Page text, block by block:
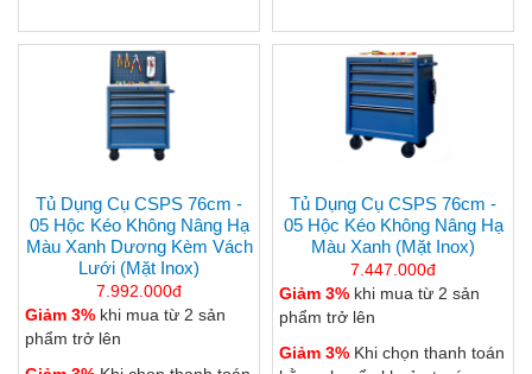
Tủ Dụng Cụ CSPS 76cm -
05 Hộc Kéo Không Nâng Hạ
Màu Xanh Dương Kèm Vách
Lưới (mặt Inox)
7.992.000đ
Giảm 3% khi mua từ 2 sản
phẩm trở lên
Tủ Dụng Cụ CSPS 76cm -
05 Hộc Kéo Không Nâng Hạ
Màu Xanh (mặt Inox)
7.447.000đ
Giảm 3% khi mua từ 2 sản
phẩm trở lên
Giảm 3% Khi chọn thanh toán